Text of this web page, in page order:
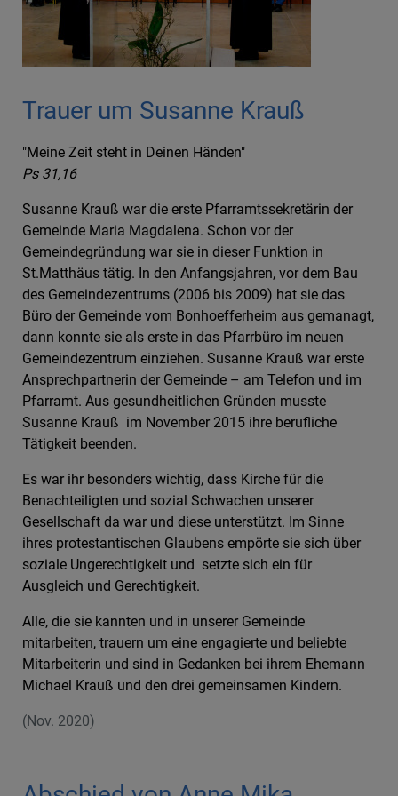
Trauer um Susanne Krauß
"Meine Zeit steht in Deinen Händen"
Ps 31,16
Susanne Krauß war die erste Pfarramtssekretärin der
Gemeinde Maria Magdalena. Schon vor der
Gemeindegründung war sie in dieser Funktion in
St.Matthäus tätig. In den Anfangsjahren, vor dem Bau
des Gemeindezentrums (2006 bis 2009) hat sie das
Büro der Gemeinde vom Bonhoefferheim aus gemanagt,
dann konnte sie als erste in das Pfarrbüro im neuen
Gemeindezentrum einziehen. Susanne Krauß war erste
Ansprechpartnerin der Gemeinde – am Telefon und im
Pfarramt. Aus gesundheitlichen Gründen musste
Susanne Krauß im November 2015 ihre berufliche
Tätigkeit beenden.
Es war ihr besonders wichtig, dass Kirche für die
Benachteiligten und sozial Schwachen unserer
Gesellschaft da war und diese unterstützt. Im Sinne
ihres protestantischen Glaubens empörte sie sich über
soziale Ungerechtigkeit und setzte sich ein für
Ausgleich und Gerechtigkeit.
Alle, die sie kannten und in unserer Gemeinde
mitarbeiten, trauern um eine engagierte und beliebte
Mitarbeiterin und sind in Gedanken bei ihrem Ehemann
Michael Krauß und den drei gemeinsamen Kindern.
(Nov. 2020)